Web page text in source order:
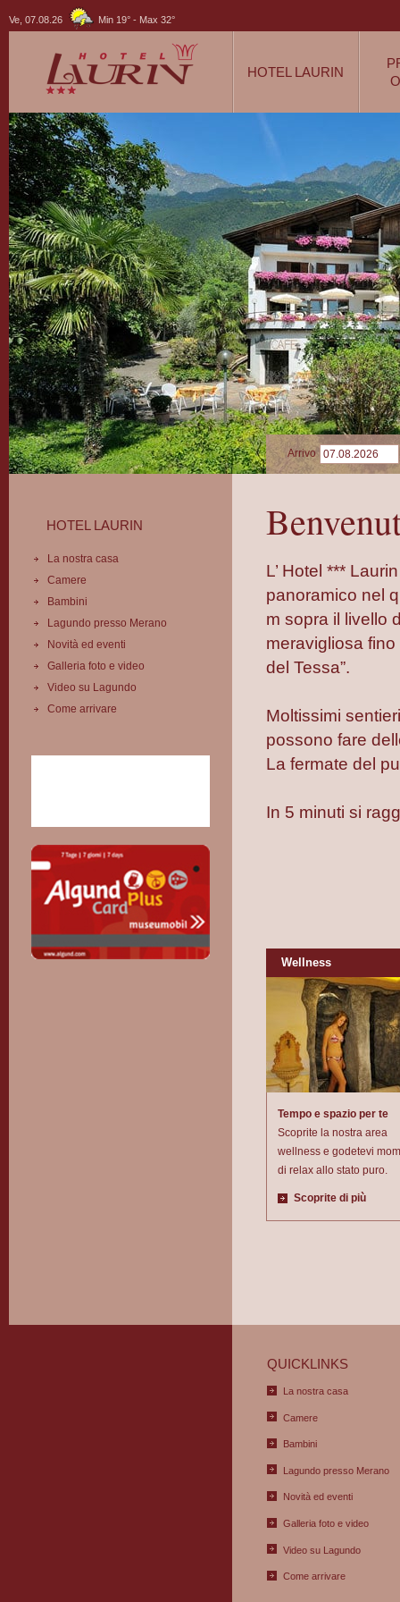
L’ Hotel ***
panoramico nel
m sopra il livello
meravigliosa fino
del Tessa”.
Moltissimi
possono fare
La fermate del
In 5 minuti si
Wellness
Tempo e spazio per te
Scoprite la nostra area
wellness e godetevi
di relax allo stato puro.
Scoprite di più
HOTEL LAURIN
La nostra casa
Camere
Bambini
Lagundo presso Merano
Novità ed eventi
Galleria foto e video
Video su Lagundo
Come arrivare
HOTEL LAURIN
Ve, 07.08.26 Min 19° - Max 32°
Arrivo
QUICKLINKS
La nostra casa
Camere
Bambini
Lagundo presso Merano
Novità ed eventi
Galleria foto e video
Video su Lagundo
Come arrivare